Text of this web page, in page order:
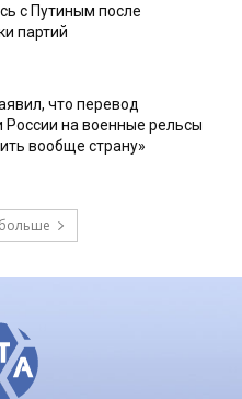
с Путиным после
партий
что перевод
России на военные рельсы
вообще страну»